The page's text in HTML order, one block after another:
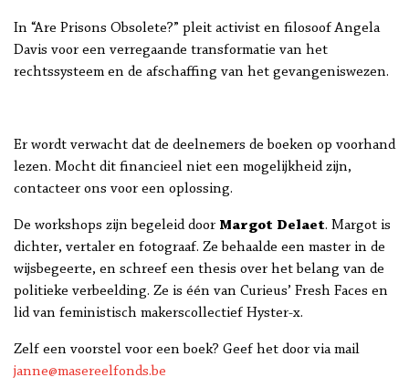
In “Are Prisons Obsolete?” pleit activist en filosoof Angela
Davis voor een verregaande transformatie van het
rechtssysteem en de afschaffing van het gevangeniswezen.
Er wordt verwacht dat de deelnemers de boeken op voorhand
lezen. Mocht dit financieel niet een mogelijkheid zijn,
contacteer ons voor een oplossing.
De workshops zijn begeleid door Margot Delaet. Margot is
dichter, vertaler en fotograaf. Ze behaalde een master in de
wijsbegeerte, en schreef een thesis over het belang van de
politieke verbeelding. Ze is één van Curieus’ Fresh Faces en
lid van feministisch makerscollectief Hyster-x.
Zelf een voorstel voor een boek? Geef het door via mail
janne@masereelfonds.be